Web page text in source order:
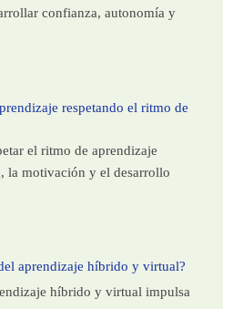
confianza, autonomía y
respetando el ritmo de
el ritmo de aprendizaje
la motivación y el desarrollo
aprendizaje híbrido y virtual?
híbrido y virtual impulsa